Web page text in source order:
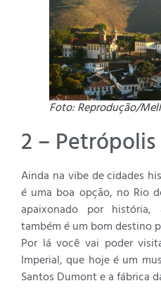
Foto: Reprodução/
2 – Petrópolis
Ainda na vibe de cidades
é uma boa opção, no Rio
apaixonado por história,
também é um bom destino
Por lá você vai poder
Imperial, que hoje é um
Santos Dumont e a fábrica